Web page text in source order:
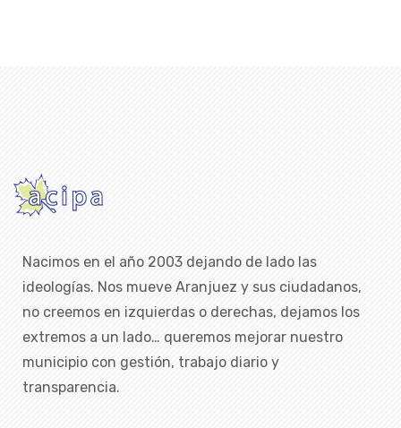
Nacimos en el año 2003 dejando de lado las
ideologías. Nos mueve Aranjuez y sus ciudadanos,
no creemos en izquierdas o derechas, dejamos los
extremos a un lado… queremos mejorar nuestro
municipio con gestión, trabajo diario y
transparencia.